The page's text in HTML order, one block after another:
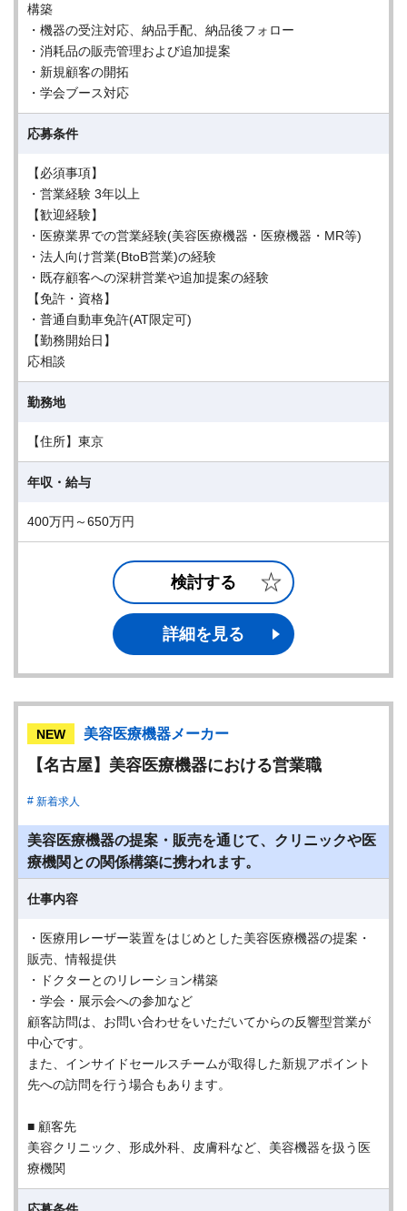
構築
・機器の受注対応、納品手配、納品後フォロー
・消耗品の販売管理および追加提案
・新規顧客の開拓
・学会ブース対応
応募条件
【必須事項】
・営業経験 3年以上
【歓迎経験】
・医療業界での営業経験(美容医療機器・医療機器・MR等)
・法人向け営業(BtoB営業)の経験
・既存顧客への深耕営業や追加提案の経験
【免許・資格】
・普通自動車免許(AT限定可)
【勤務開始日】
応相談
勤務地
【住所】東京
年収・給与
400万円～650万円
検討する
詳細を見る
NEW 美容医療機器メーカー
【名古屋】美容医療機器における営業職
新着求人
美容医療機器の提案・販売を通じて、クリニックや医
療機関との関係構築に携われます。
仕事内容
・医療用レーザー装置をはじめとした美容医療機器の提案・
販売、情報提供
・ドクターとのリレーション構築
・学会・展示会への参加など
顧客訪問は、お問い合わせをいただいてからの反響型営業が
中心です。
また、インサイドセールスチームが取得した新規アポイント
先への訪問を行う場合もあります。
■ 顧客先
美容クリニック、形成外科、皮膚科など、美容機器を扱う医
療機関